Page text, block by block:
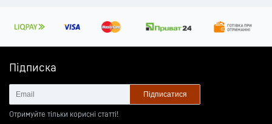
Підписка
Підписатися
Отримуйте тільки корисні статті!